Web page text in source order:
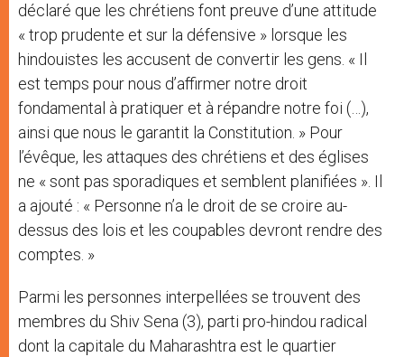
déclaré que les chrétiens font preuve d’une attitude
« trop prudente et sur la défensive » lorsque les
hindouistes les accusent de convertir les gens. « Il
est temps pour nous d’affirmer notre droit
fondamental à pratiquer et à répandre notre foi (…),
ainsi que nous le garantit la Constitution. » Pour
l’évêque, les attaques des chrétiens et des églises
ne « sont pas sporadiques et semblent planifiées ». Il
a ajouté : « Personne n’a le droit de se croire au-
dessus des lois et les coupables devront rendre des
comptes. »
Parmi les personnes interpellées se trouvent des
membres du Shiv Sena (3), parti pro-hindou radical
dont la capitale du Maharashtra est le quartier